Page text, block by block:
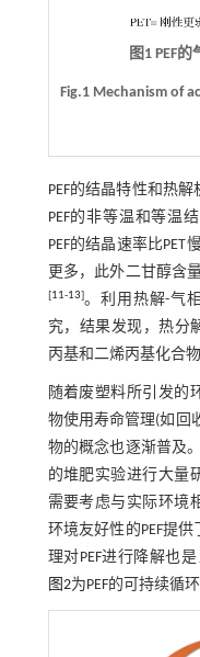
图1 PEF
Fig.1 Mechanism of
PEF的结晶特性和热
PEF的非等温和等温
PEF的结晶速率比PET
更多，此外二甘醇含
[11-13]。利用热解-气
究，结果发现，热分
丙基和二烯丙基化合物
随着废塑料所引发的
物使用寿命管理(如回
物的概念也逐渐普及
的堆肥实验进行大量
需要考虑与实际环境
环境友好性的PEF提
理对PEF进行降解也
图2为PEF的可持续循